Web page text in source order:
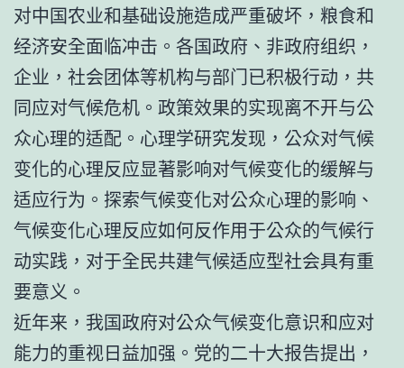
对中国农业和基础设施造成严重破坏，粮食和
经济安全面临冲击。各国政府、非政府组织，
企业，社会团体等机构与部门已积极行动，共
同应对气候危机。政策效果的实现离不开与公
众心理的适配。心理学研究发现，公众对气候
变化的心理反应显著影响对气候变化的缓解与
适应行为。探索气候变化对公众心理的影响、
气候变化心理反应如何反作用于公众的气候行
动实践，对于全民共建气候适应型社会具有重
要意义。
近年来，我国政府对公众气候变化意识和应对
能力的重视日益加强。党的二十大报告提出，